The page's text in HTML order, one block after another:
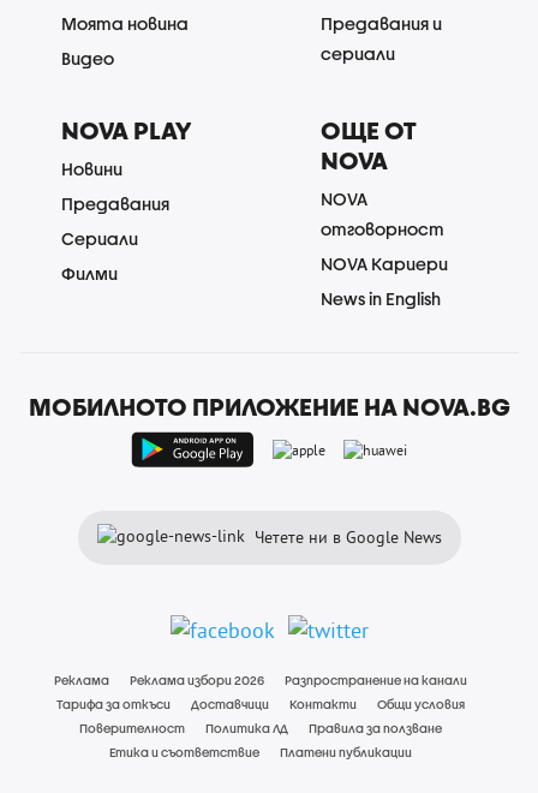
Моята новина
Видео
Предавания и
сериали
NOVA PLAY
Новини
Предавания
Сериали
Филми
ОЩЕ ОТ
NOVA
NOVA
отговорност
NOVA Кариери
News in English
МОБИЛНОТО ПРИЛОЖЕНИЕ НА NOVA.BG
Четете ни в Google News
Реклама Реклама избори 2026
Разпространение на канали
Тарифа за откъси
Доставчици Контакти
Общи условия
Поверителност
Политика ЛД
Правила за ползване
Етика и съответствие
Платени публикации